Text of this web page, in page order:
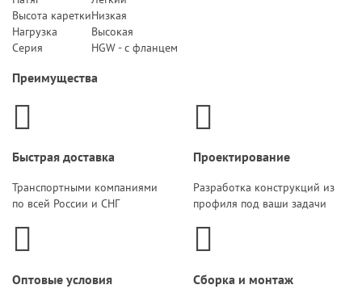
Высота кареткиНизкая
Нагрузка
Высокая
Серия
HGW - с фланцем
Преимущества
Быстрая доставка
Транспортными компаниями
по всей России и СНГ
Проектирование
Разработка конструкций из
профиля под ваши задачи
Оптовые условия Сборка и монтаж